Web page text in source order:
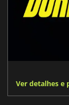
Ver detalhes e